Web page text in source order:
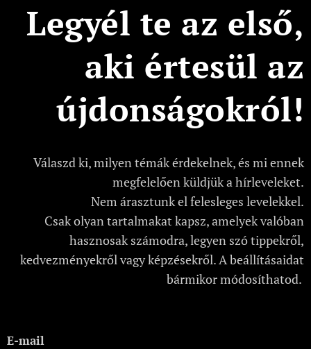
Legyél te az első,
aki értesül az
újdonságokról!
Válaszd ki, milyen témák érdekelnek, és mi ennek
megfelelően küldjük a hírleveleket.
Nem árasztunk el felesleges levelekkel.
Csak olyan tartalmakat kapsz, amelyek valóban
hasznosak számodra, legyen szó tippekről,
kedvezményekről vagy képzésekről. A beállításaidat
bármikor módosíthatod.
E-mail